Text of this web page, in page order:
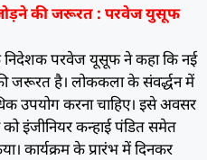
की जरूरत : परवेज युसूफ
निदेशक परवेज यूसूफ ने कहा कि नई
जरूरत है। लोककला के संवर्द्धन में
उपयोग करना चाहिए। इसे अवसर
इंजीनियर कन्हाई पंडित समेत
कार्यक्रम के प्रारंभ में दिनकर